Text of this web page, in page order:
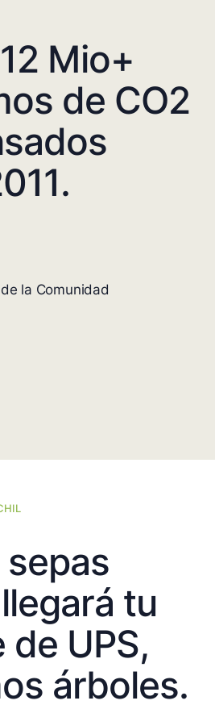
Mio+
de CO2
la Comunidad
tu
UPS,
árboles.